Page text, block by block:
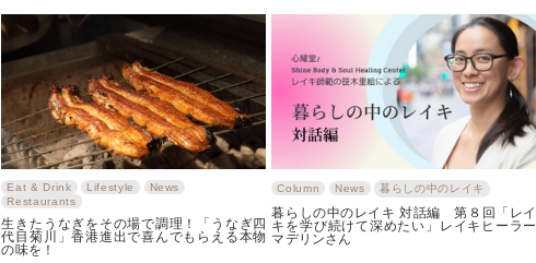
Eat & Drink Lifestyle
News
Restaurants
生きたうなぎをその場で調理！「うなぎ四
代目菊川」香港進出で喜んでもらえる本物
の味を！
Column News 暮らしの中のレイキ
暮らしの中のレイキ 対話編 第８回「レイ
キを学び続けて深めたい」レイキヒーラー
マデリンさん